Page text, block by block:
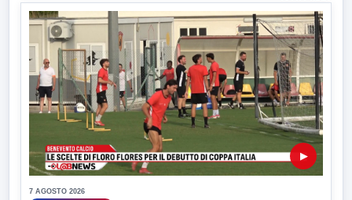
▶
7 AGOSTO 2026